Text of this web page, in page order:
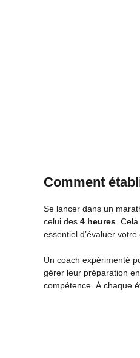
Comment
Se lancer dans un
celui des 4 heures.
essentiel d’évaluer
Un coach expérimenté
gérer leur préparation
compétence. À chaque